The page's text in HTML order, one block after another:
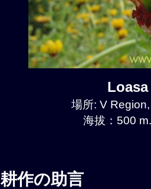
場所: V
海拔：500
耕作の助言